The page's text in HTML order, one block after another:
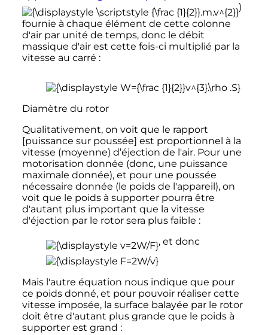
)
fournie à chaque élément de cette colonne
d'air par unité de temps, donc le débit
massique d'air est cette fois-ci multiplié par la
vitesse au carré :
Diamètre du rotor
Qualitativement, on voit que le rapport
[puissance sur poussée] est proportionnel à la
vitesse (moyenne) d’éjection de l'air. Pour une
motorisation donnée (donc, une puissance
maximale donnée), et pour une poussée
nécessaire donnée (le poids de l'appareil), on
voit que le poids à supporter pourra être
d'autant plus important que la vitesse
d'éjection par le rotor sera plus faible :
, et donc
Mais l'autre équation nous indique que pour
ce poids donné, et pour pouvoir réaliser cette
vitesse imposée, la surface balayée par le rotor
doit être d'autant plus grande que le poids à
supporter est grand :